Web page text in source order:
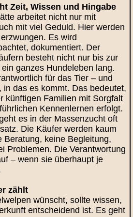
Zeit, Wissen und Hingabe
arbeitet nicht nur mit
mit viel Geduld. Hier werden
Es wird
dokumentiert. Der
besteht nicht nur bis zur
ganzes Hundeleben lang.
für das Tier – und
in das es kommt. Das bedeutet,
künftigen Familien mit Sorgfalt
Kennenlernen erfolgt.
es in der Massenzucht oft
Die Käufer werden kaum
Beratung, keine Begleitung,
Problemen. Die Verantwortung
– wenn sie überhaupt je
zählt
wünscht, sollte wissen,
entscheidend ist. Es geht